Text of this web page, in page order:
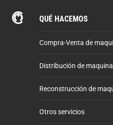
QUÉ HACEMOS
Compra-Venta de
Distribución de
Reconstrucción de
Otros servicios